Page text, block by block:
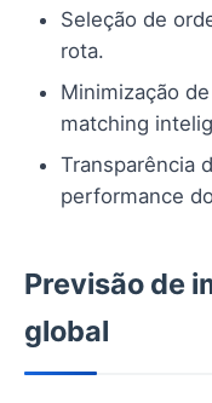
Seleção de
rota.
Minimização
matching
Transparência
performance
Previsão de
global